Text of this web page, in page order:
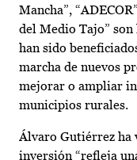
Mancha”,
del Medio Tajo”
han sido
marcha de nuevos
mejorar o ampliar
municipios rurales.
Álvaro Gutiérrez ha
inversión “refleja